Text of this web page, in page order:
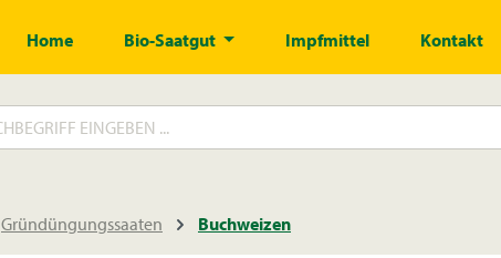
Home Bio-Saatgut Impfmittel Kontakt
Gründüngungssaaten Buchweizen